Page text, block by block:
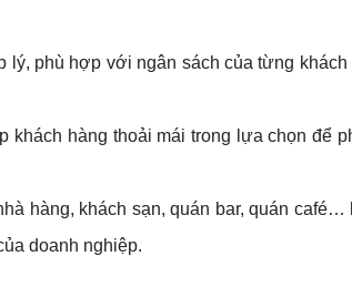
phù hợp với ngân sách của từng
khách hàng thoải mái trong lựa chọn để
hàng, khách sạn, quán bar, quán café…
doanh nghiệp.